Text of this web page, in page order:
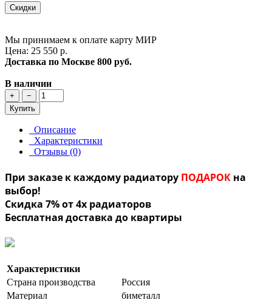
Скидки
Мы принимаем к оплате карту МИР
Цена: 25 550 р.
Доставка по Москве 800 руб.
В наличии
+
−
Купить
Описание
Характеристики
Отзывы (0)
При заказе к каждому радиатору ПОДАРОК на
выбор!
Скидка 7% от 4х радиаторов
Бесплатная доставка до квартиры
Характеристики
Страна производства
Россия
Материал
биметалл